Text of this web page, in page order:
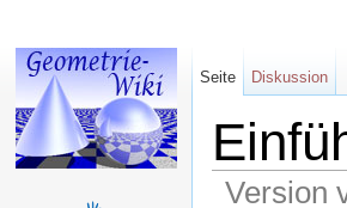
Version
Seite Diskussion